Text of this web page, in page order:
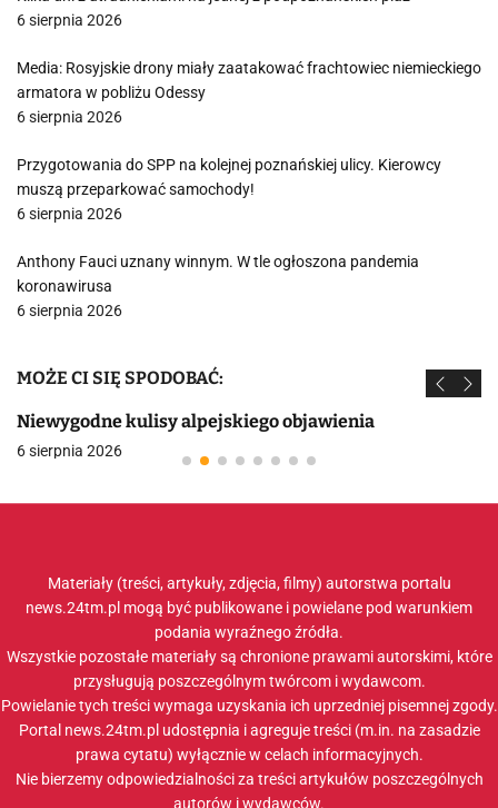
6 sierpnia 2026
Media: Rosyjskie drony miały zaatakować frachtowiec niemieckiego
armatora w pobliżu Odessy
6 sierpnia 2026
Przygotowania do SPP na kolejnej poznańskiej ulicy. Kierowcy
muszą przeparkować samochody!
6 sierpnia 2026
Anthony Fauci uznany winnym. W tle ogłoszona pandemia
koronawirusa
6 sierpnia 2026
MOŻE CI SIĘ SPODOBAĆ:
Niewygodne kulisy alpejskiego objawienia
6 sierpnia 2026
Materiały (treści, artykuły, zdjęcia, filmy) autorstwa portalu
news.24tm.pl mogą być publikowane i powielane pod warunkiem
podania wyraźnego źródła.
Wszystkie pozostałe materiały są chronione prawami autorskimi, które
przysługują poszczególnym twórcom i wydawcom.
Powielanie tych treści wymaga uzyskania ich uprzedniej pisemnej zgody.
Portal news.24tm.pl udostępnia i agreguje treści (m.in. na zasadzie
prawa cytatu) wyłącznie w celach informacyjnych.
Nie bierzemy odpowiedzialności za treści artykułów poszczególnych
autorów i wydawców.